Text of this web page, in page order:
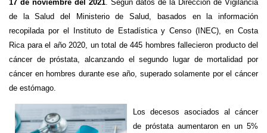
17 de noviembre del 2021. Según datos de la Dirección de Vigilancia
de la Salud del Ministerio de Salud, basados en la información
recopilada por el Instituto de Estadística y Censo (INEC), en Costa
Rica para el año 2020, un total de 445 hombres fallecieron producto del
cáncer de próstata, alcanzando el segundo lugar de mortalidad por
cáncer en hombres durante ese año, superado solamente por el cáncer
de estómago.
Los decesos asociados al cáncer
de próstata aumentaron en un 5%